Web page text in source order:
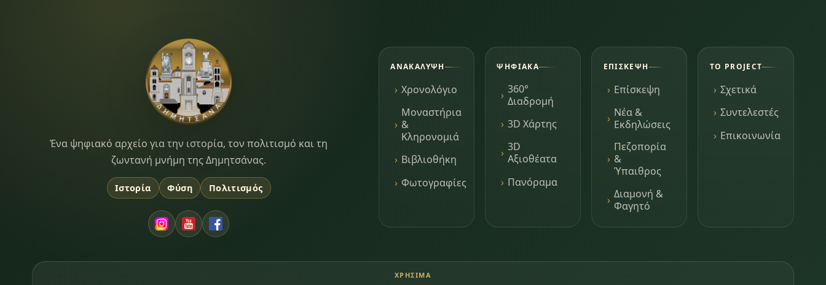
Dimitsana.gr
Ένα ψηφιακό αρχείο για την ιστορία, τον πολιτισμό και τη
ζωντανή μνήμη της Δημητσάνας.
Ιστορία Φύση Πολιτισμός
ΑΝΑΚΆΛΥΨΗ
Χρονολόγιο
Μοναστήρια
&
Κληρονομιά
Βιβλιοθήκη
Φωτογραφίες
ΨΗΦΙΑΚΆ
360°
Διαδρομή
3D Χάρτης
3D
Αξιοθέατα
Πανόραμα
ΕΠΊΣΚΕΨΗ
Επίσκεψη
Νέα &
Εκδηλώσεις
Πεζοπορία
&
Ύπαιθρος
Διαμονή &
Φαγητό
ΤΟ PROJECT
Σχετικά
Συντελεστές
Επικοινωνία
ΧΡΉΣΙΜΑ